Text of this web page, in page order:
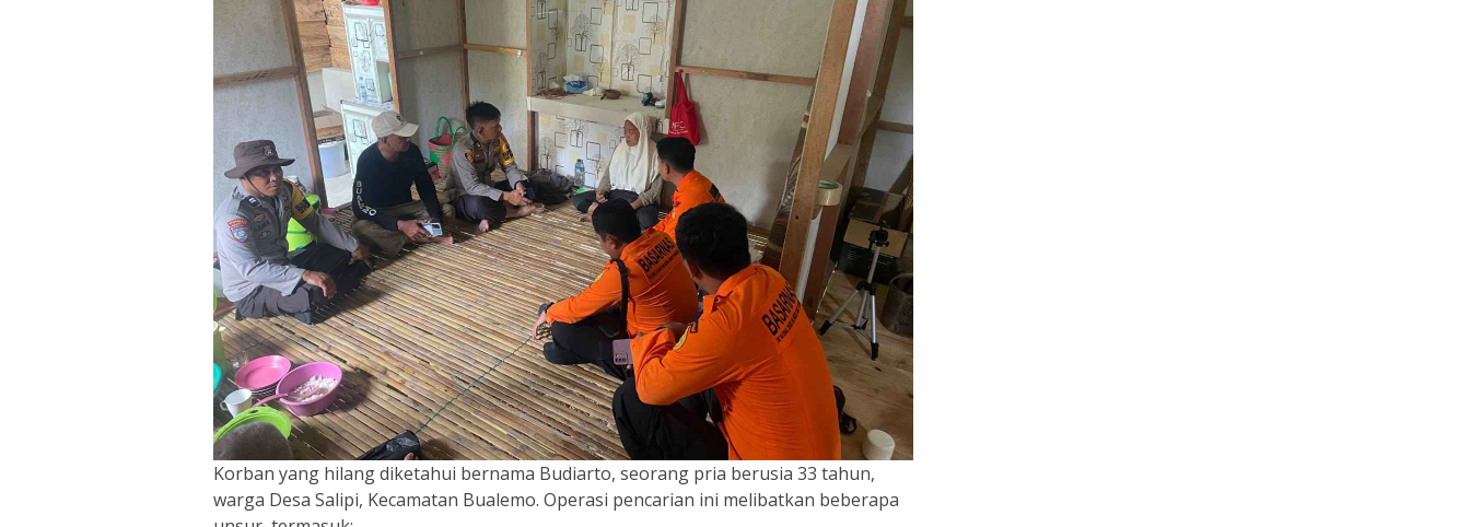
Korban yang hilang diketahui bernama Budiarto, seorang pria berusia 33 tahun,
warga Desa Salipi, Kecamatan Bualemo. Operasi pencarian ini melibatkan beberapa